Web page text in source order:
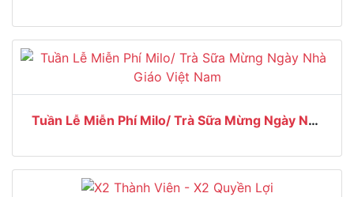
Tuần Lễ Miễn Phí Milo/ Trà Sữa Mừng Ngày Nhà